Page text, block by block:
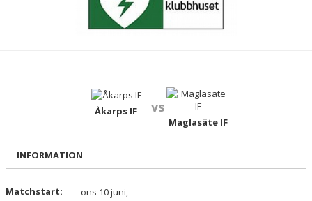
KONTAKT
Åkarps IF vs
Maglasäte IF
INFORMATION
Matchstart:
ons 10 juni,